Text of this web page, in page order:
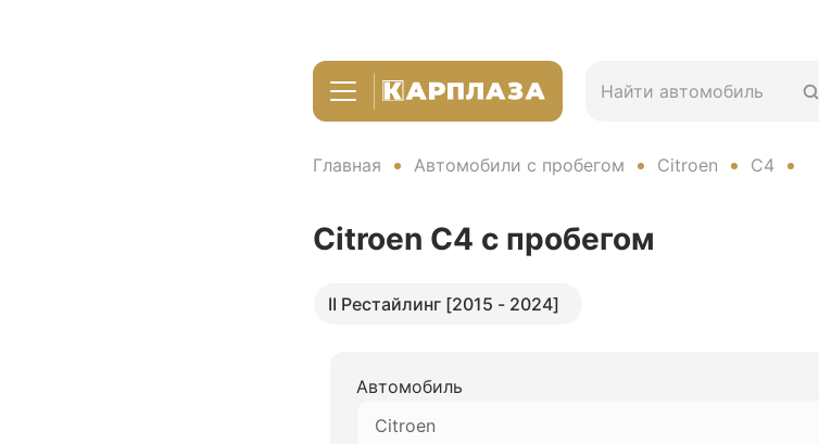
Главная Автомобили с пробегом Citroen C4
Citroen C4 с пробегом
II Рестайлинг [2015 - 2024]
Автомобиль
Citroen